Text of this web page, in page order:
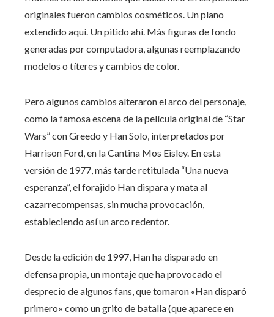
originales fueron cambios cosméticos. Un plano
extendido aquí. Un pitido ahí. Más figuras de fondo
generadas por computadora, algunas reemplazando
modelos o títeres y cambios de color.
Pero algunos cambios alteraron el arco del personaje,
como la famosa escena de la película original de “Star
Wars” con Greedo y Han Solo, interpretados por
Harrison Ford, en la Cantina Mos Eisley. En esta
versión de 1977, más tarde retitulada “Una nueva
esperanza”, el forajido Han dispara y mata al
cazarrecompensas, sin mucha provocación,
estableciendo así un arco redentor.
Desde la edición de 1997, Han ha disparado en
defensa propia, un montaje que ha provocado el
desprecio de algunos fans, que tomaron «Han disparó
primero» como un grito de batalla (que aparece en